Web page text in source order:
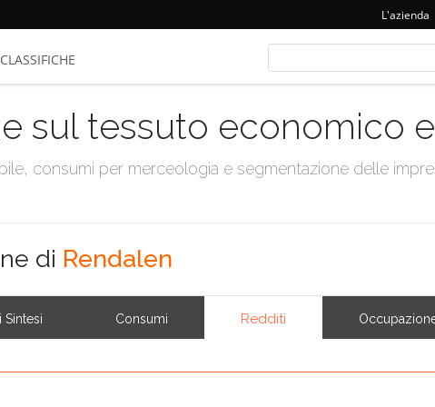
L'azienda
CLASSIFICHE
sul tessuto economico
consumi per merceologia e segmentazione delle
di Rendalen
Sintesi Consumi Redditi